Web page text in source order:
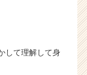
して理解して身